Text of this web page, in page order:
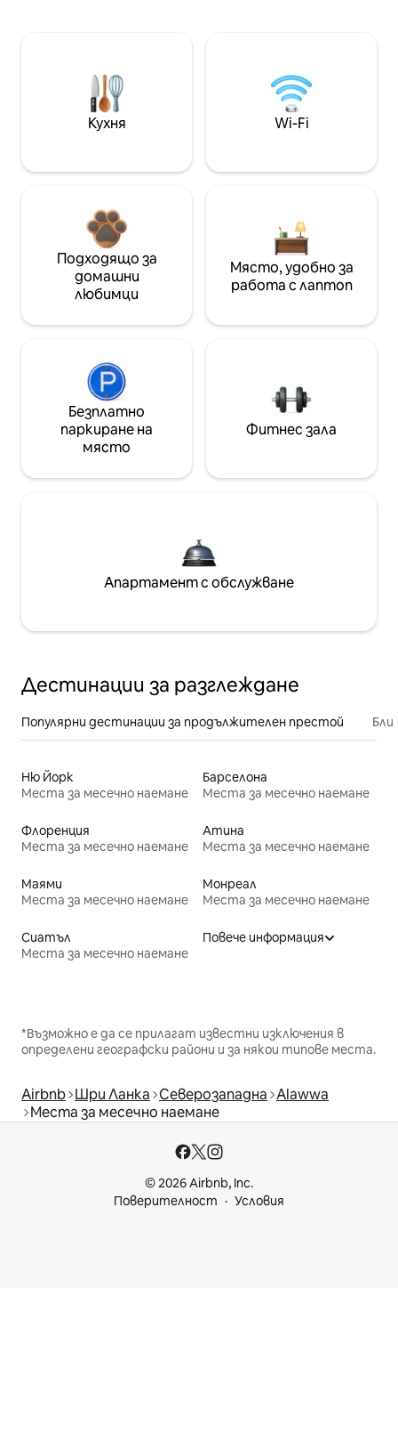
Кухня Wi-Fi
Подходящо за
домашни
любимци
Място, удобно за
работа с лаптоп
Безплатно
паркиране на
място
Фитнес зала
Апартамент с обслужване
Дестинации за разглеждане
Популярни дестинации за продължителен престой
Ню Йорк
Места за месечно наемане
Барселона
Места за месечно наемане
Флоренция
Места за месечно наемане
Атина
Места за месечно наемане
Маями
Места за месечно наемане
Монреал
Места за месечно наемане
Сиатъл
Места за месечно наемане
Повече информация
*Възможно е да се прилагат известни изключения в
определени географски райони и за някои типове места.
Airbnb Шри Ланка Северозападна Alawwa
Места за месечно наемане
© 2026 Airbnb, Inc.
Поверителност
Условия